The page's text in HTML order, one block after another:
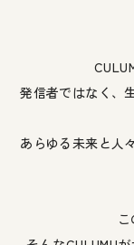
発信者ではなく、
あらゆる未来と人